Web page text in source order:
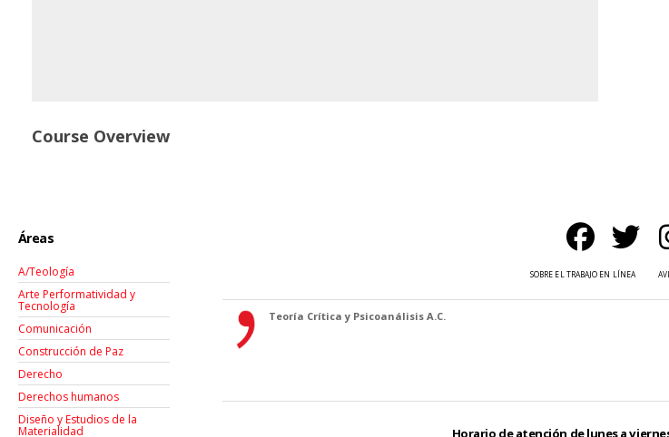
Course Overview
Áreas
A/Teología
Arte Performatividad y
Tecnología
Comunicación
Construcción de Paz
Derecho
Derechos humanos
Diseño y Estudios de la
Materialidad
SOBRE EL TRABAJO EN LÍNEA
Teoría Crítica y Psicoanálisis A.C.
Horario de atención de lunes a